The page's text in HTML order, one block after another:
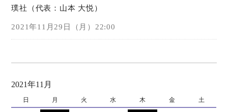
璞社（代表：山本 大悦）
2021年11月29日（月）22:00
2021年11月
日 月 火 水 木 金 土
オンラインショップ